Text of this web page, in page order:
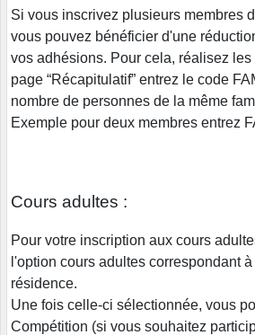
Si vous inscrivez plusieurs membres
vous pouvez bénéficier d'une
vos adhésions. Pour cela, réalisez
page “Récapitulatif” entrez le code
nombre de personnes de la même
Exemple pour deux membres entrez
Cours adultes :
Pour votre inscription aux cours
l'option cours adultes correspondant
résidence.
Une fois celle-ci sélectionnée, vous
Compétition (si vous souhaitez